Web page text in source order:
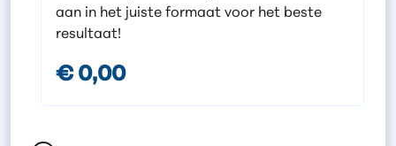
aan in het juiste formaat voor het beste
resultaat!
€ 0,00